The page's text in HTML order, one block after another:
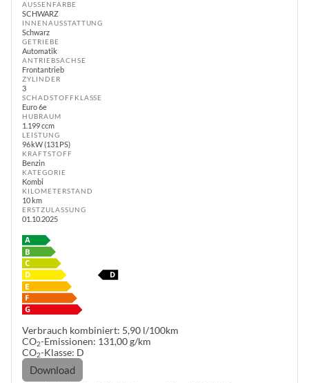
AUSSENFARBE
SCHWARZ
INNENAUSSTATTUNG
Schwarz
GETRIEBE
Automatik
ANTRIEBSACHSE
Frontantrieb
ZYLINDER
3
SCHADSTOFFKLASSE
Euro 6e
HUBRAUM
1.199 ccm
LEISTUNG
96 kW (131 PS)
KRAFTSTOFF
Benzin
KATEGORIE
Kombi
KILOMETERSTAND
10 km
ERSTZULASSUNG
01.10.2025
Verbrauch kombiniert: 5,90 l/100km
CO2-Emissionen: 131,00 g/km
CO2-Klasse: D
Download